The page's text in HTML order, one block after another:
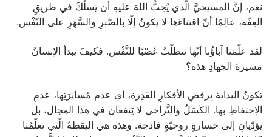
نعم، إنَّ المسيحيَّ الّذي يُحِبُّ اللهَ عليهِ أن يَسلُكَ في طريقِ
العِفّة، عالِمًا أنّ اقتناءَها لا يكونُ إلّا بالصَّبرِ والسَّهَرِ على النّفْس.
لقد علّمَنا آباؤُنا أنّها تتطلّبُ غَصْبًا للنَّفْس. فكيفَ يبدأ الإنسانُ
مسيرةَ الجهادِ هذه؟
تكونُ البداية بِرفضِ الأفكارِ القَذِرة، أي عدم مُسايَرَتِها، عدمِ
الاِحتفاظِ بها. الكَسَلُ والتَّراخي لا يَنفعان في هذا المجال، بل
يؤدّيانِ إلى خسارةٍ روحيّةٍ فادحة. وهذه هي اليقظةُ الّتي تعلّمُنا